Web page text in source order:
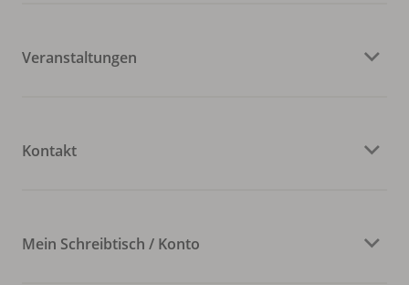
Veranstaltungen
Kontakt
Mein Schreibtisch / Konto